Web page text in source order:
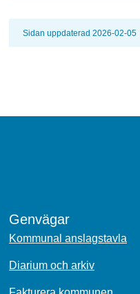
Sidan uppdaterad 2026-02-05
Genvägar
Kommunal anslagstavla
Diarium och arkiv